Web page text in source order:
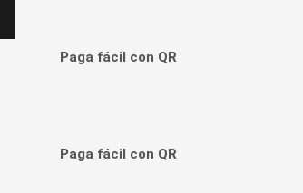
Paga fácil con QR
Paga fácil con QR